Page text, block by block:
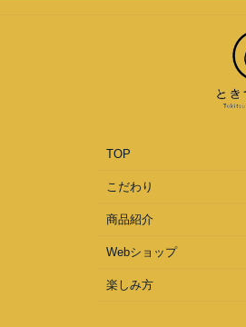
TOP
こだわり
商品紹介
Webショップ
楽しみ方